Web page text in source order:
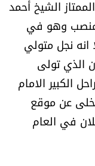
الشيخ أحمد
وهو في
انه نجل متولي
الذي تولى
الكبير الامام
عن موقع
في العام